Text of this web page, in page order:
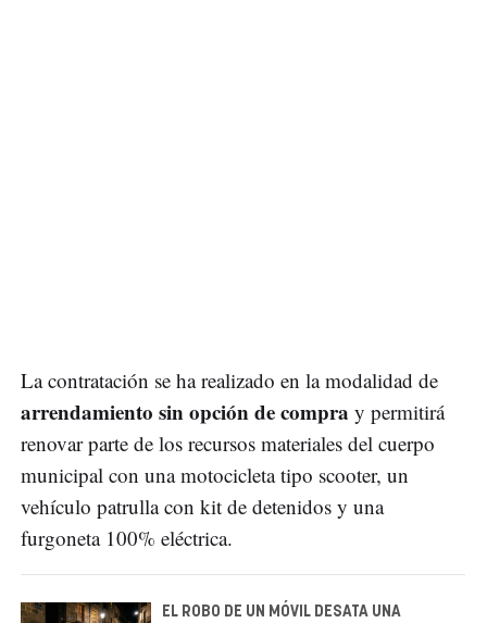
La contratación se ha realizado en la modalidad de
arrendamiento sin opción de compra y permitirá
renovar parte de los recursos materiales del cuerpo
municipal con una motocicleta tipo scooter, un
vehículo patrulla con kit de detenidos y una
furgoneta 100% eléctrica.
EL ROBO DE UN MÓVIL DESATA UNA